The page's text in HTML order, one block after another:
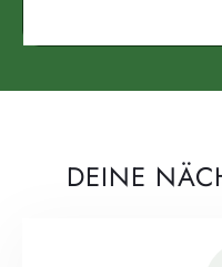
DEINE